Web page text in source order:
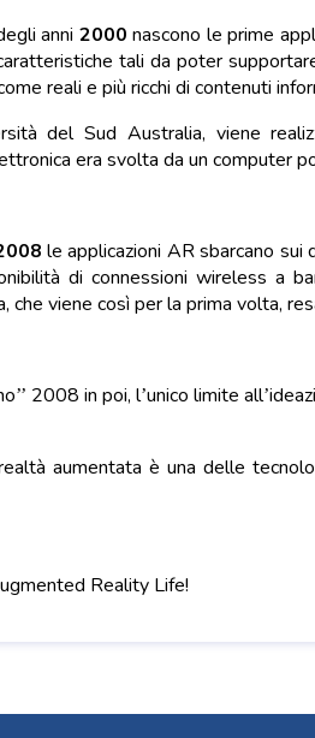
anni 2000 nascono le prime
tali da poter
reali e più ricchi di contenuti
del Sud Australia, viene
era svolta da un computer
le applicazioni AR sbarcano
di connessioni wireless a
che viene così per la prima volta,
2008 in poi, l’unico limite
aumentata è una delle
Reality Life!